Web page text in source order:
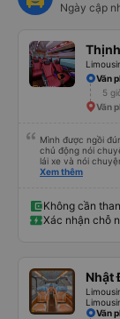
Ngày cập
Văn
5
Văn
Mình được ngồi
chủ động nói
lái xe và nói
cần tập trung như
sạch, thoải mái
Xem thêm
Không cần
Xác nhận chỗ
Nhật
Văn